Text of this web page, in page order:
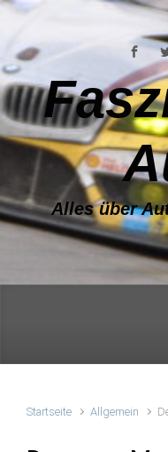
Zum Hauptinhalt
Alles über
Startseite Allgemein